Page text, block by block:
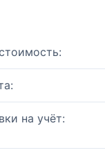
на учёт: